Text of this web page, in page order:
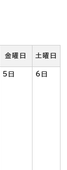
金曜日 土曜日
5日 6日